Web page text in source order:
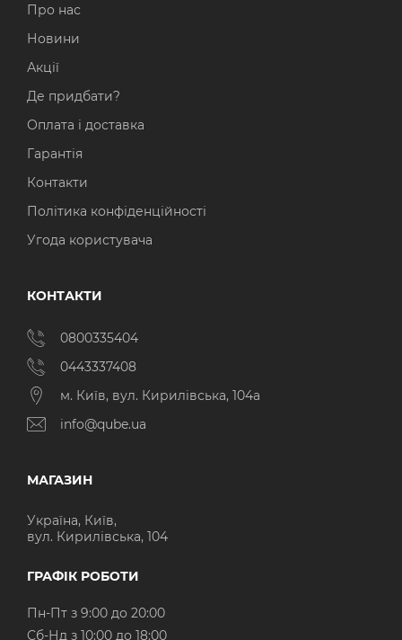
Про нас
Новини
Акції
Де придбати?
Оплата і доставка
Гарантія
Контакти
Політика конфіденційності
Угода користувача
КОНТАКТИ
0800335404
0443337408
м. Київ, вул. Кирилівська, 104а
info@qube.ua
МАГАЗИН
Україна, Київ,
вул. Кирилівська, 104
ГРАФІК РОБОТИ
Пн-Пт з 9:00 до 20:00
Cб-Нд з 10:00 до 18:00